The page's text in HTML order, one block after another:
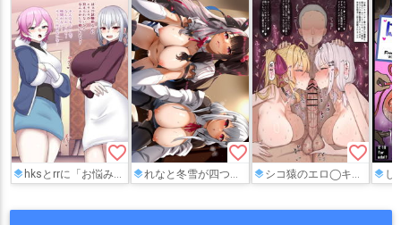
favorite_border
hksとrrに「お悩みサポート」してもらう…
favorite_border
れなと冬雪が四つん這いバックで交互にパコられてアヘ顔でよがっちゃうフルカラーCG集!!
favorite_border
シコ猿のエロ◯キにチンキスご奉仕するhksとron様 おまけ差分 しぃしぃが